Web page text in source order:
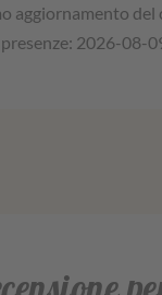
aggiornamento del
2026-08-